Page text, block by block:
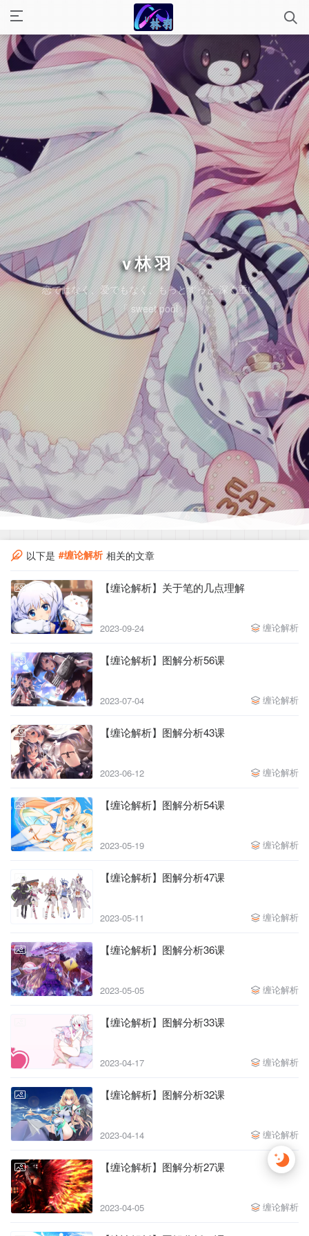
v林羽_
恋ではなく、爱でもなく、もっとずっと 深く重い。
「 sweet pool 」
以下是 #缠论解析 相关的文章
【缠论解析】关于笔的几点理解
2023-09-24 缠论解析
【缠论解析】图解分析56课
2023-07-04 缠论解析
【缠论解析】图解分析43课
2023-06-12 缠论解析
【缠论解析】图解分析54课
2023-05-19 缠论解析
【缠论解析】图解分析47课
2023-05-11 缠论解析
【缠论解析】图解分析36课
2023-05-05 缠论解析
【缠论解析】图解分析33课
2023-04-17 缠论解析
【缠论解析】图解分析32课
2023-04-14 缠论解析
【缠论解析】图解分析27课
2023-04-05 缠论解析